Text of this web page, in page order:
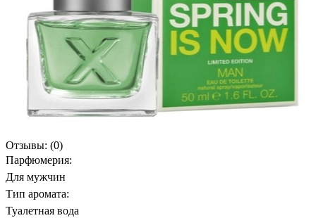
Отзывы: (0)
Парфюмерия:
Для мужчин
Тип аромата:
Туалетная вода